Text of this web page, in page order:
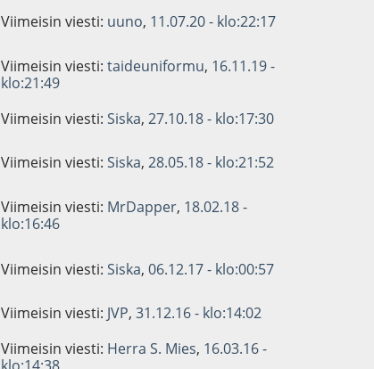
Viimeisin viesti: uuno, 11.07.20 - klo:22:17
Viimeisin viesti: taideuniformu, 16.11.19 -
klo:21:49
Viimeisin viesti: Siska, 27.10.18 - klo:17:30
Viimeisin viesti: Siska, 28.05.18 - klo:21:52
Viimeisin viesti: MrDapper, 18.02.18 -
klo:16:46
Viimeisin viesti: Siska, 06.12.17 - klo:00:57
Viimeisin viesti: JVP, 31.12.16 - klo:14:02
Viimeisin viesti: Herra S. Mies, 16.03.16 -
klo:14:38